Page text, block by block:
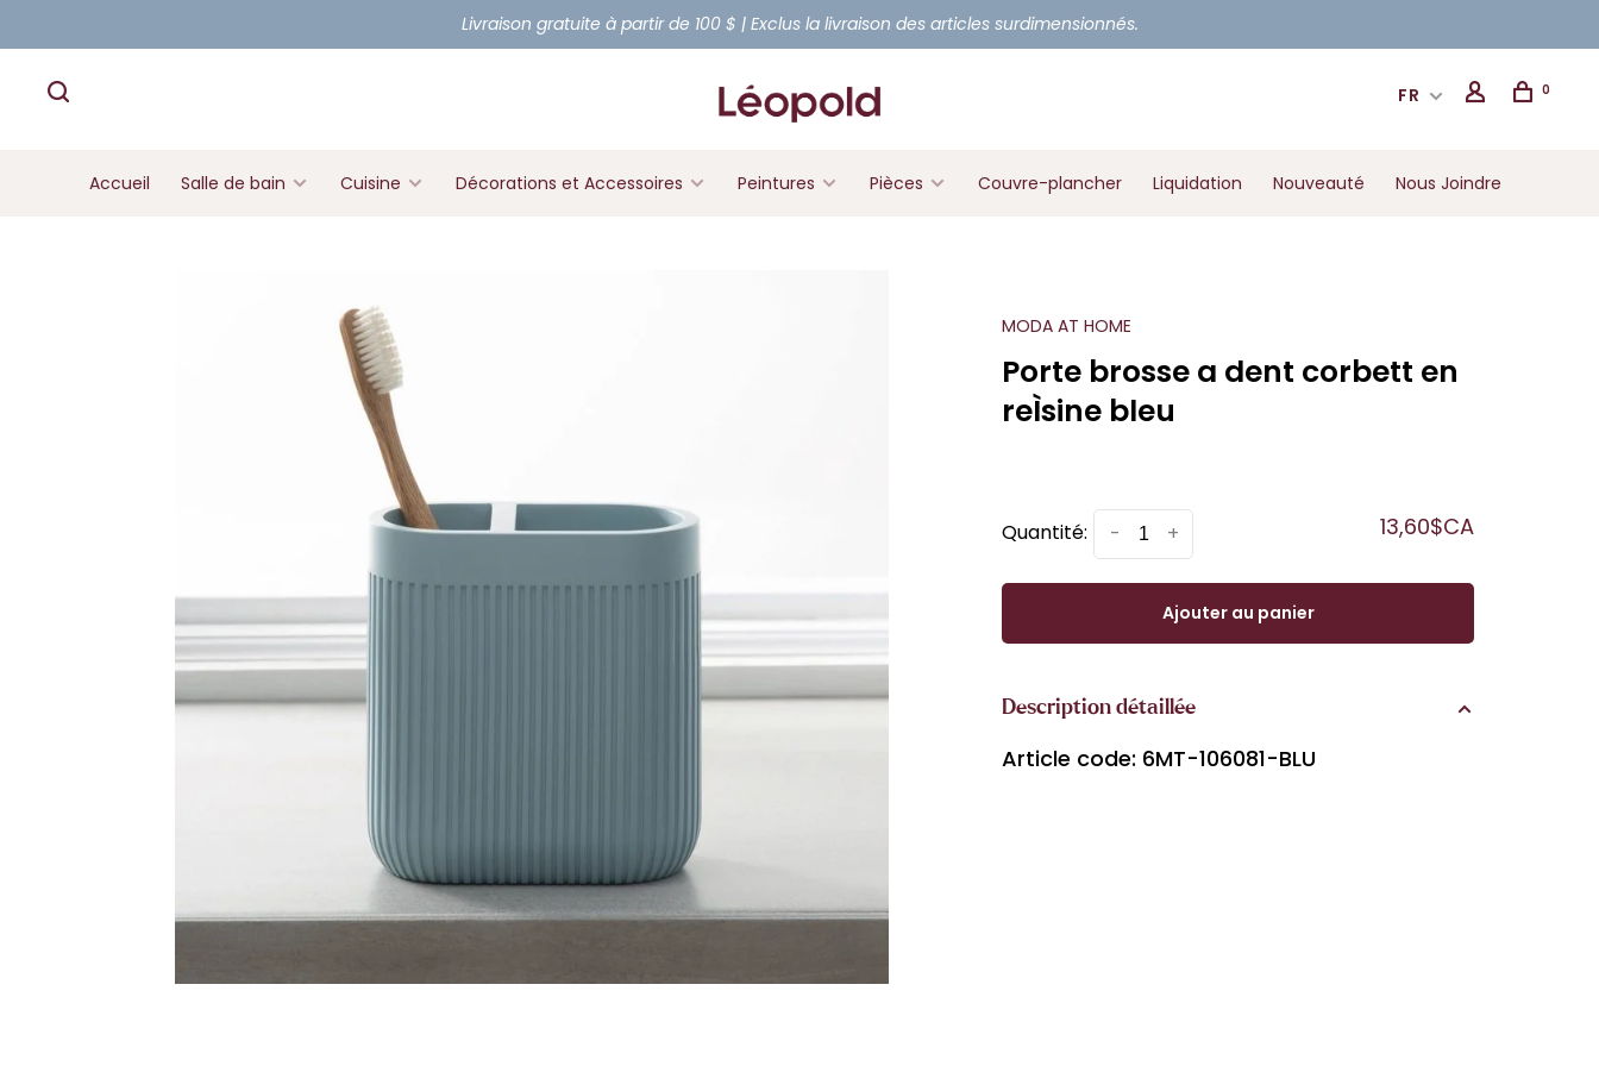
Livraison gratuite à partir de 100 $ | Exclus la livraison des articles surdimensionnés.
FR 0
Accueil Salle de bain Cuisine Décorations et Accessoires Peintures Pièces Couvre-plancher Liquidation Nouveauté Nous Joindre
MODA AT HOME
Porte brosse a dent corbett en
reÌsine bleu
Quantité: +
- 13,60$CA
Ajouter au panier
Description détaillée
Article code: 6MT-106081-BLU